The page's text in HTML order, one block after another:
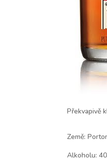
Překvapivě
Země:
Alkoholu: